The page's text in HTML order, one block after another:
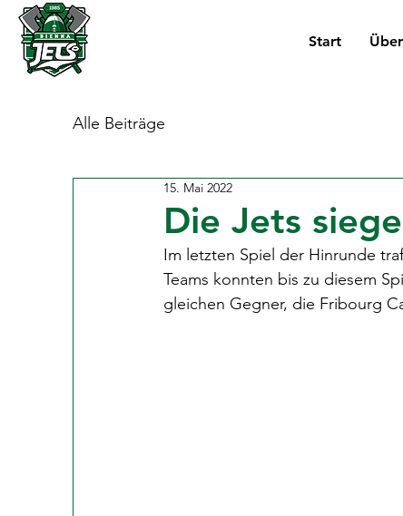
Start
Alle Beiträge
Die Jets
15. Mai 2022
Im letzten Spiel der Hinrunde
Teams konnten bis zu diesem
gleichen Gegner, die Fribourg